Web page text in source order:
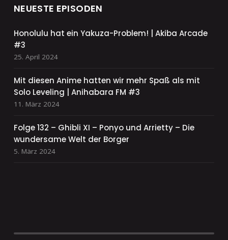
NEUESTE EPISODEN
Honolulu hat ein Yakuza-Problem! | Akiba Arcade
#3
25. April 2024
Mit diesen Anime hatten wir mehr Spaß als mit
Solo Leveling | Anihabara FM #3
11. März 2024
Folge 132 – Ghibli XI – Ponyo und Arrietty – Die
wundersame Welt der Borger
5. März 2024